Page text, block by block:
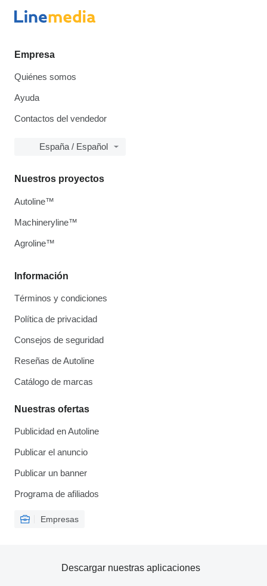
Empresa
Quiénes somos
Ayuda
Contactos del vendedor
España / Español
Información
Términos y condiciones
Política de privacidad
Consejos de seguridad
Reseñas de Autoline
Catálogo de marcas
Nuestras ofertas
Publicidad en Autoline
Publicar el anuncio
Publicar un banner
Programa de afiliados
Empresas
Nuestros proyectos
Autoline™
Machineryline™
Agroline™
Descargar nuestras aplicaciones